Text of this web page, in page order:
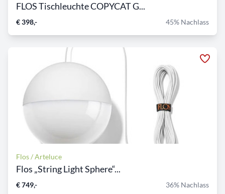
FLOS Tischleuchte COPYCAT G...
€ 398,- 45% Nachlass
Flos / Arteluce
Flos „String Light Sphere“...
€ 749,- 36% Nachlass